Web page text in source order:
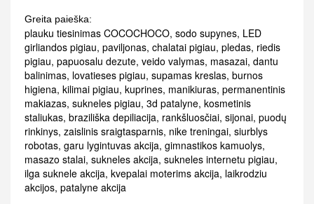
Greita paieška:
plauku tiesinimas COCOCHOCO, sodo supynes, LED
girliandos pigiau, paviljonas, chalatai pigiau, pledas, riedis
pigiau, papuosalu dezute, veido valymas, masazai, dantu
balinimas, lovatieses pigiau, supamas kreslas, burnos
higiena, kilimai pigiau, kuprines, manikiuras, permanentinis
makiazas, sukneles pigiau, 3d patalyne, kosmetinis
staliukas, braziliška depiliacija, rankšluosčiai, sijonai, puodų
rinkinys, zaislinis sraigtasparnis, nike treningai, siurblys
robotas, garu lygintuvas akcija, gimnastikos kamuolys,
masazo stalai, sukneles akcija, sukneles internetu pigiau,
ilga suknele akcija, kvepalai moterims akcija, laikrodziu
akcijos, patalyne akcija